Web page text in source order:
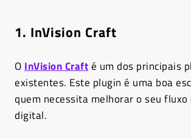
1. InVision Craft
OInVision Crafté um dos principais
existentes. Este plugin é uma boa
quem necessita melhorar o seu
digital.